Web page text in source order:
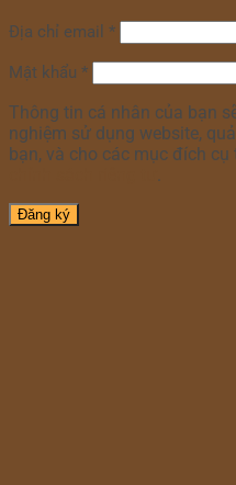
Địa chỉ email *
Mật khẩu *
Thông tin cá nhân của bạn
nghiệm sử dụng website,
bạn, và cho các mục đích
Đăng ký